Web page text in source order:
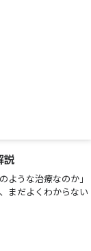
説
ような治療なのか」
まだよくわからない